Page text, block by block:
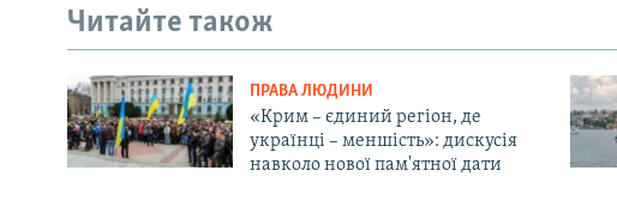
Читайте також
ПРАВА ЛЮДИНИ
«Крим – єдиний регіон, де
українці – меншість»: дискусія
навколо нової пам'ятної дати